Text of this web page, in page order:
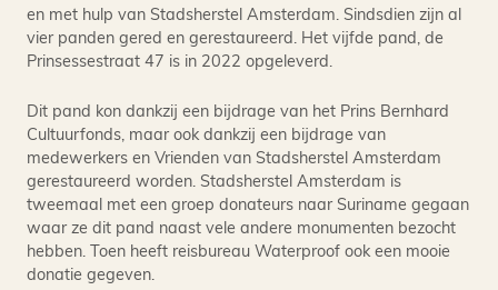
en met hulp van Stadsherstel Amsterdam. Sindsdien zijn al
vier panden gered en gerestaureerd. Het vijfde pand, de
Prinsessestraat 47 is in 2022 opgeleverd.
Dit pand kon dankzij een bijdrage van het Prins Bernhard
Cultuurfonds, maar ook dankzij een bijdrage van
medewerkers en Vrienden van Stadsherstel Amsterdam
gerestaureerd worden. Stadsherstel Amsterdam is
tweemaal met een groep donateurs naar Suriname gegaan
waar ze dit pand naast vele andere monumenten bezocht
hebben. Toen heeft reisbureau Waterproof ook een mooie
donatie gegeven.